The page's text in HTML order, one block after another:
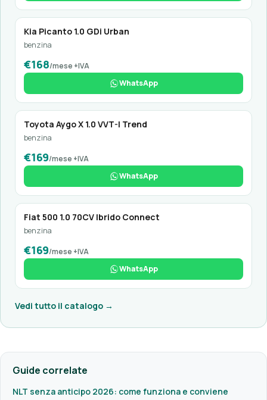
Kia Picanto 1.0 GDi Urban
benzina
€168/mese +IVA
WhatsApp
Toyota Aygo X 1.0 VVT-I Trend
benzina
€169/mese +IVA
WhatsApp
Fiat 500 1.0 70CV Ibrido Connect
benzina
€169/mese +IVA
WhatsApp
Vedi tutto il catalogo →
Guide correlate
NLT senza anticipo 2026: come funziona e conviene